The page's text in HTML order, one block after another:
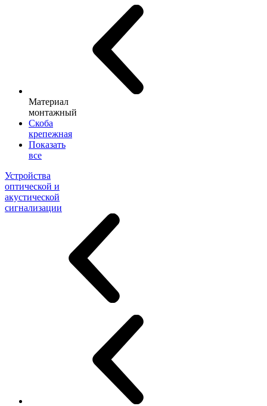
Материал
монтажный
Скоба
крепежная
Показать
все
Устройства
оптической и
акустической
сигнализации